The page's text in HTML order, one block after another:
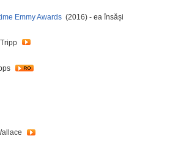
Emmy Awards (2016) - ea însăși